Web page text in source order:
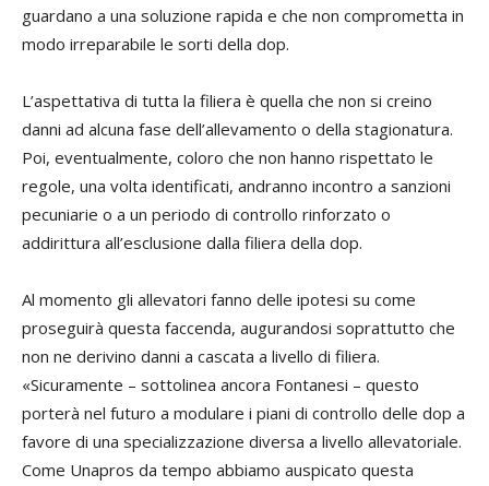
guardano a una soluzione rapida e che non comprometta in
modo irreparabile le sorti della dop.
L’aspettativa di tutta la filiera è quella che non si creino
danni ad alcuna fase dell’allevamento o della stagionatura.
Poi, eventualmente, coloro che non hanno rispettato le
regole, una volta identificati, andranno incontro a sanzioni
pecuniarie o a un periodo di controllo rinforzato o
addirittura all’esclusione dalla filiera della dop.
Al momento gli allevatori fanno delle ipotesi su come
proseguirà questa faccenda, augurandosi soprattutto che
non ne derivino danni a cascata a livello di filiera.
«Sicuramente – sottolinea ancora Fontanesi – questo
porterà nel futuro a modulare i piani di controllo delle dop a
favore di una specializzazione diversa a livello allevatoriale.
Come Unapros da tempo abbiamo auspicato questa